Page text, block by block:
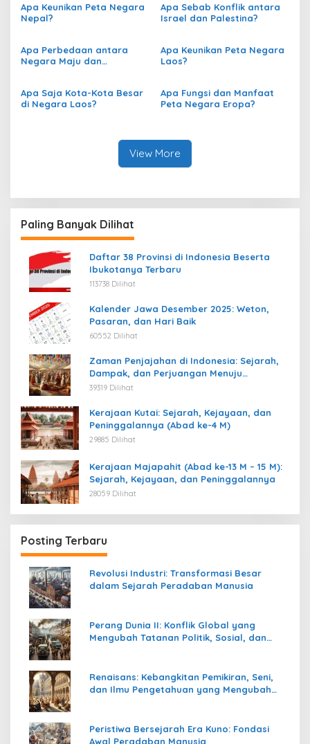
Apa Keunikan Peta Negara
Nepal?
Apa Sebab Konflik antara
Israel dan Palestina?
Apa Perbedaan antara
Negara Maju dan
Apa Keunikan Peta Negara
Laos?
Apa Saja Kota-Kota Besar
di Negara Laos?
Apa Fungsi dan Manfaat
Peta Negara Eropa?
View More
Paling Banyak Dilihat
Daftar 38 Provinsi di Indonesia Beserta
Ibukotanya Terbaru
113738 Dilihat
Kalender Jawa Desember 2025: Weton,
Pasaran, dan Hari Baik
60552 Dilihat
Zaman Penjajahan di Indonesia: Sejarah,
Dampak, dan Perjuangan Menuju
Kemerdekaan
39319 Dilihat
Kerajaan Kutai: Sejarah, Kejayaan, dan
Peninggalannya (Abad ke-4 M)
29885 Dilihat
Kerajaan Majapahit (Abad ke-13 M – 15 M):
Sejarah, Kejayaan, dan Peninggalannya
28059 Dilihat
Posting Terbaru
Revolusi Industri: Transformasi Besar
dalam Sejarah Peradaban Manusia
Perang Dunia II: Konflik Global yang
Mengubah Tatanan Politik, Sosial, dan
Renaisans: Kebangkitan Pemikiran, Seni,
dan Ilmu Pengetahuan yang Mengubah
Peristiwa Bersejarah Era Kuno: Fondasi
Awal Peradaban Manusia